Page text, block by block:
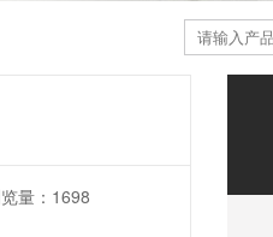
量：1698